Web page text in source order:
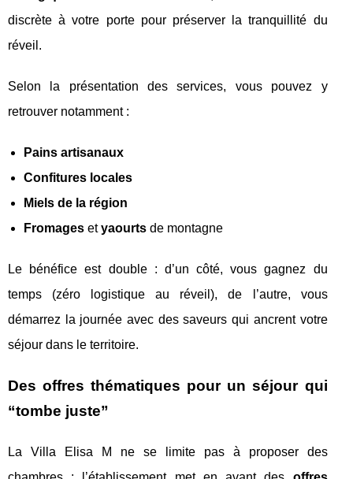
discrète à votre porte pour préserver la tranquillité du
réveil.
Selon la présentation des services, vous pouvez y
retrouver notamment :
Pains artisanaux
Confitures locales
Miels de la région
Fromages etyaourts de montagne
Le bénéfice est double : d’un côté, vous gagnez du
temps (zéro logistique au réveil), de l’autre, vous
démarrez la journée avec des saveurs qui ancrent votre
séjour dans le territoire.
Des offres thématiques pour un séjour qui
“tombe juste”
La Villa Elisa M ne se limite pas à proposer des